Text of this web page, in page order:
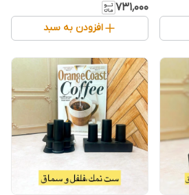
۷۳۱٬۰۰۰
افزودن به سبد